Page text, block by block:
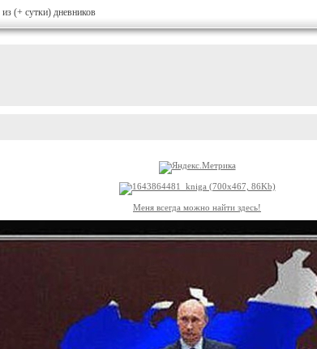
из (+ сутки) дневников
Меня всегда можно найти здесь!